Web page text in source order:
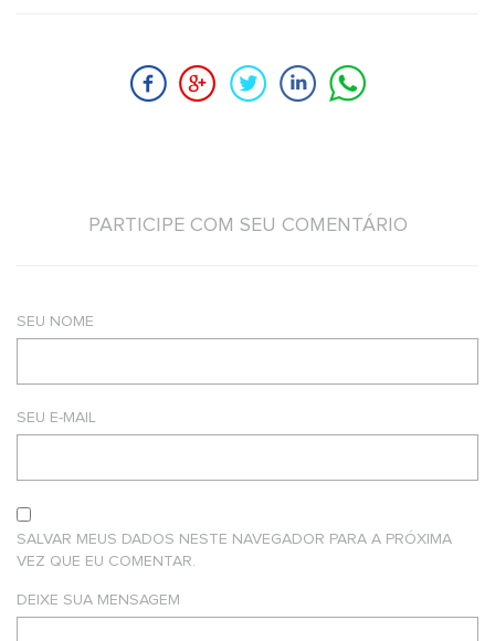
PARTICIPE COM SEU COMENTÁRIO
SEU NOME
SEU E-MAIL
SALVAR MEUS DADOS NESTE NAVEGADOR PARA A PRÓXIMA
VEZ QUE EU COMENTAR.
DEIXE SUA MENSAGEM